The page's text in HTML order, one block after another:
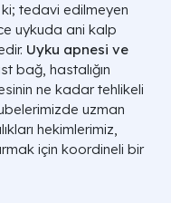
tedavi edilmeyen
uykuda ani kalp
Uyku apnesi ve
bağ, hastalığın
ne kadar tehlikeli
uzman
hekimlerimiz,
için koordineli bir